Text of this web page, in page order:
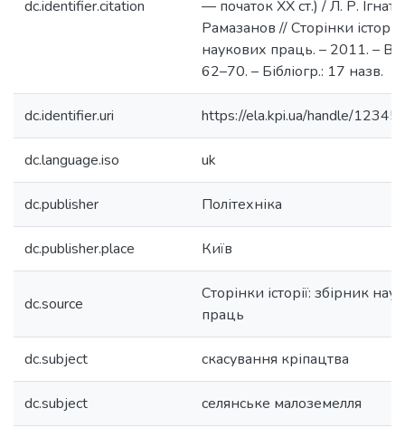
dc.identifier.citation
— початок ХХ ст.) / Л. Р.
Рамазанов // Сторінки історії
наукових праць. – 2011. –
62–70. – Бібліогр.: 17 назв.
dc.identifier.uri https://ela.kpi.ua/handle/
dc.language.iso uk
dc.publisher Політехніка
dc.publisher.place Київ
dc.source
Сторінки історії: збірник
праць
dc.subject скасування кріпацтва
dc.subject селянське малоземелля